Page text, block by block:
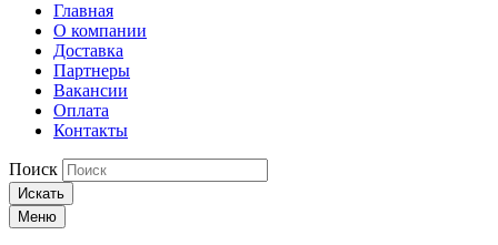
Главная
О компании
Доставка
Партнеры
Вакансии
Оплата
Контакты
Поиск
Искать
Меню